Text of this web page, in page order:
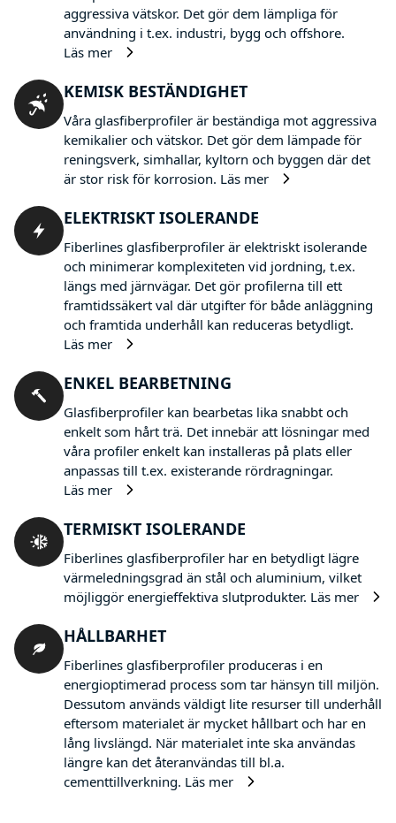
aggressiva vätskor. Det gör dem lämpliga för
användning i t.ex. industri, bygg och offshore.
Läs mer
KEMISK BESTÄNDIGHET
Våra glasfiberprofiler är beständiga mot aggressiva
kemikalier och vätskor. Det gör dem lämpade för
reningsverk, simhallar, kyltorn och byggen där det
är stor risk för korrosion. Läs mer
ELEKTRISKT ISOLERANDE
Fiberlines glasfiberprofiler är elektriskt isolerande
och minimerar komplexiteten vid jordning, t.ex.
längs med järnvägar. Det gör profilerna till ett
framtidssäkert val där utgifter för både anläggning
och framtida underhåll kan reduceras betydligt.
Läs mer
ENKEL BEARBETNING
Glasfiberprofiler kan bearbetas lika snabbt och
enkelt som hårt trä. Det innebär att lösningar med
våra profiler enkelt kan installeras på plats eller
anpassas till t.ex. existerande rördragningar.
Läs mer
TERMISKT ISOLERANDE
Fiberlines glasfiberprofiler har en betydligt lägre
värmeledningsgrad än stål och aluminium, vilket
möjliggör energieffektiva slutprodukter. Läs mer
HÅLLBARHET
Fiberlines glasfiberprofiler produceras i en
energioptimerad process som tar hänsyn till miljön.
Dessutom används väldigt lite resurser till underhåll
eftersom materialet är mycket hållbart och har en
lång livslängd. När materialet inte ska användas
längre kan det återanvändas till bl.a.
cementtillverkning. Läs mer